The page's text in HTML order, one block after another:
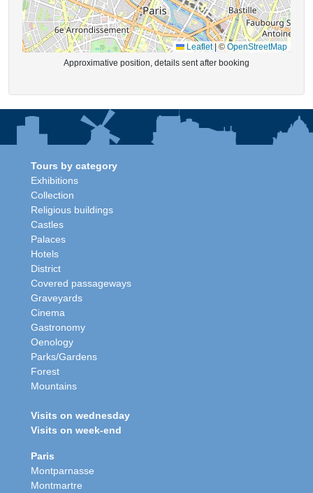
Leaflet |© OpenStreetMap
Approximative position, details sent after booking
Tours by category
Exhibitions
Collection
Religious buildings
Castles
Palaces
Hotels
District
Covered passageways
Graveyards
Cinema
Gastronomy
Oenology
Parks/Gardens
Forest
Mountains
Visits on wednesday
Visits on week-end
Paris
Montparnasse
Montmartre